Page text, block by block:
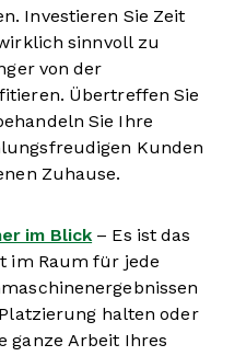
Investieren Sie Zeit
sinnvoll zu
von der
Übertreffen Sie
Sie Ihre
Kunden
Zuhause.
im Blick – Es ist das
im Raum für jede
halten oder
ganze Arbeit Ihres